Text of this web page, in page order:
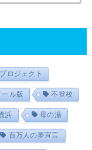
ロジェクト
ール版 不登校
浜 母の湯
百万人の夢宣言